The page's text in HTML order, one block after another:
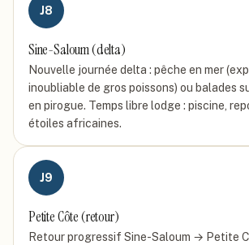
J8
Sine-Saloum (delta)
Nouvelle journée delta : pêche en mer
inoubliable de gros poissons) ou balades
en pirogue. Temps libre lodge : piscine,
étoiles africaines.
J9
Petite Côte (retour)
Retour progressif Sine-Saloum → Petite